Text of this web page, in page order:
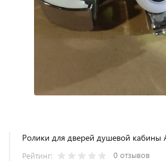
Ролики для дверей душевой кабины
Рейтинг: 0 отзывов